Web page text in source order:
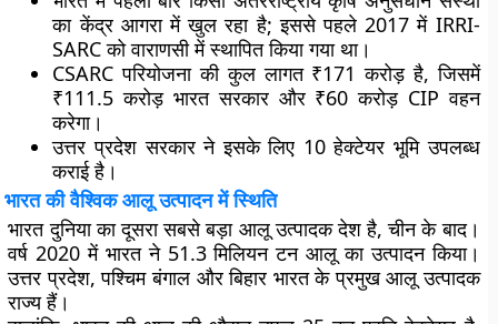
का केंद्र आगरा में खुल रहा है; इससे पहले 2017 में IRRI-
SARC को वाराणसी में स्थापित किया गया था।
CSARC परियोजना की कुल लागत ₹171 करोड़ है, जिसमें
₹111.5 करोड़ भारत सरकार और ₹60 करोड़ CIP वहन
करेगा।
उत्तर प्रदेश सरकार ने इसके लिए 10 हेक्टेयर भूमि उपलब्ध
कराई है।
भारत की वैश्विक आलू उत्पादन में स्थिति
भारत दुनिया का दूसरा सबसे बड़ा आलू उत्पादक देश है, चीन के बाद।
वर्ष 2020 में भारत ने 51.3 मिलियन टन आलू का उत्पादन किया।
उत्तर प्रदेश, पश्चिम बंगाल और बिहार भारत के प्रमुख आलू उत्पादक
राज्य हैं।